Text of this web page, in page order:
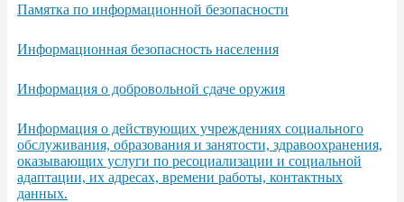
Памятка по информационной безопасности
Информационная безопасность населения
Информация о добровольной сдаче оружия
Информация о действующих учреждениях социального
обслуживания, образования и занятости, здравоохранения,
оказывающих услуги по ресоциализации и социальной
адаптации, их адресах, времени работы, контактных
данных.